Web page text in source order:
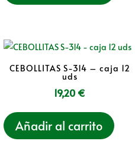
CEBOLLITAS S-314 – caja 12
uds
19,20 €
Añadir al carrito